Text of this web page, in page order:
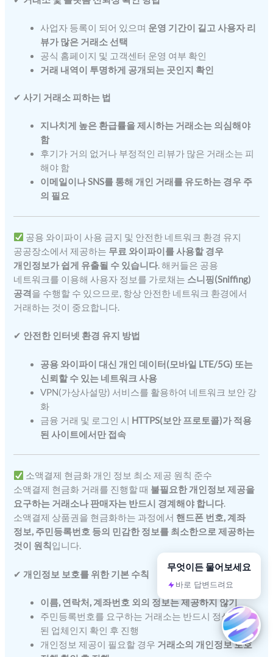
사업자 등록이 되어 있으며 운영 기간이 길고 사용자 리
뷰가 많은 거래소 선택
공식 홈페이지 및 고객센터 운영 여부 확인
거래 내역이 투명하게 공개되는 곳인지 확인
✔사기 거래소 피하는 법
지나치게 높은 환급률을 제시하는 거래소는 의심해야
함
후기가 거의 없거나 부정적인 리뷰가 많은 거래소는 피
해야 함
이메일이나 SNS를 통해 개인 거래를 유도하는 경우 주
의 필요
공용 와이파이 사용 금지 및 안전한 네트워크 환경 유지
공공장소에서 제공하는 무료 와이파이를 사용할 경우
개인정보가 쉽게 유출될 수 있습니다. 해커들은 공용
네트워크를 이용해 사용자 정보를 가로채는 스니핑(Sniffing)
공격 을 수행할 수 있으므로, 항상 안전한 네트워크 환경에서
거래하는 것이 중요합니다.
✔ 안전한 인터넷 환경 유지 방법
공용 와이파이 대신 개인 데이터(모바일 LTE/5G) 또는
신뢰할 수 있는 네트워크 사용
VPN(가상사설망) 서비스를 활용하여 네트워크 보안 강
화
금융 거래 및 로그인 시 HTTPS(보안 프로토콜)가 적용
된 사이트에서만 접속
소액결제 현금화 개인 정보 최소 제공 원칙 준수
소액결제 현금화 거래를 진행할 때 불필요한 개인정보 제공을
요구하는 거래소나 판매자는 반드시 경계해야 합니다.
소액결제 상품권을 현금화하는 과정에서 핸드폰 번호, 계좌
정보, 주민등록번호 등의 민감한 정보를 최소한으로 제공하는
것이 원칙 입니다.
✔개인정보 보호를 위한 기본 수칙
이름, 연락처, 계좌번호 외의 정보는 제공하지 않기
주민등록번호를 요구하는 거래소는 반드시 정식 등록
된 업체인지 확인 후 진행
개인정보 제공이 필요할 경우 거래소의 개인정보 보호
무엇이든 물어보세요
바로 답변드려요